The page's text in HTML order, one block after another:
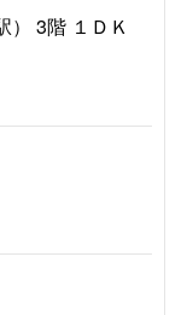
） 3階 １ＤＫ